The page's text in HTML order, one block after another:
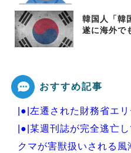
韓国人「韓
遂に海外で
おすすめ記事
|●|左遷された財務省エ
|●|某週刊誌が完全逃亡
クマが害獣扱いされる風